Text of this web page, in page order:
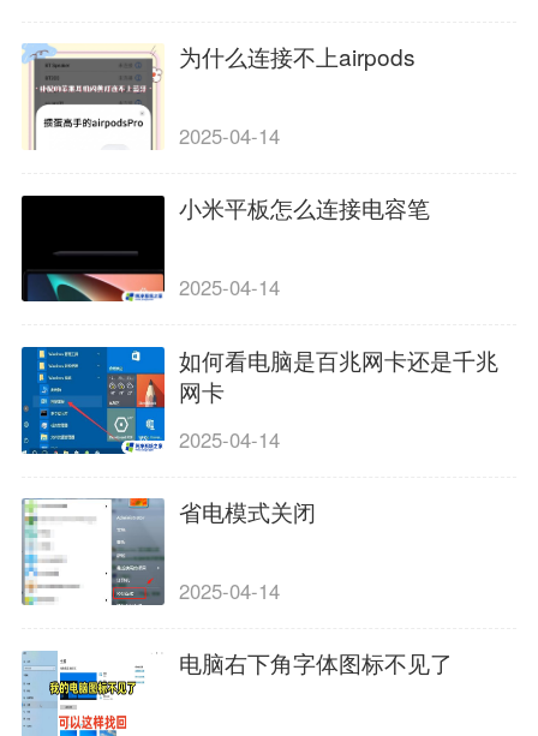
为什么连接不上airpods
2025-04-14
小米平板怎么连接电容笔
2025-04-14
如何看电脑是百兆网卡还是千兆
网卡
2025-04-14
省电模式关闭
2025-04-14
电脑右下角字体图标不见了